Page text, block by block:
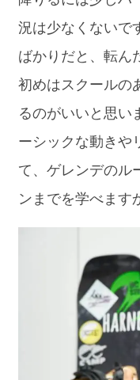
況は少なくないで
ばかりだと、転ん
初めはスクールの
るのがいいと思い
ーシックな動きや
て、ゲレンデのル
ンまでを学べます